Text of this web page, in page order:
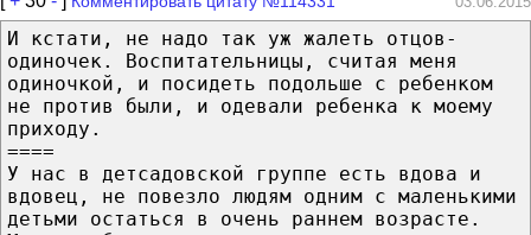
И кстати, не надо так уж жалеть отцов-
одиночек. Воспитательницы, считая меня
одиночкой, и посидеть подольше с ребенком
не против были, и одевали ребенка к моему
приходу.
====
У нас в детсадовской группе есть вдова и
вдовец, не повезло людям одним с маленькими
детьми остаться в очень раннем возрасте.